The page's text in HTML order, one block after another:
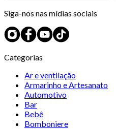
Siga-nos nas mídias sociais
Categorias
Ar e ventilação
Armarinho e Artesanato
Automotivo
Bar
Bebê
Bomboniere